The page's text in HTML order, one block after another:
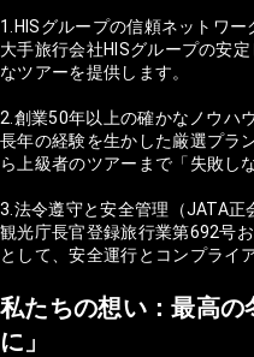
1.HISグループの信頼ネットワー
大手旅行会社HISグループの安
なツアーを提供します。
2.創業50年以上の確かなノウハウ
長年の経験を生かした厳選プラ
ら上級者のツアーまで「失敗し
3.法令遵守と安全管理（JATA正
観光庁長官登録旅行業第692号
として、安全運行とコンプライ
私たちの想い：最高
に」